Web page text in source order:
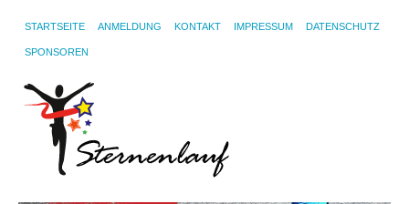
STARTSEITE ANMELDUNG KONTAKT IMPRESSUM DATENSCHUTZ
SPONSOREN